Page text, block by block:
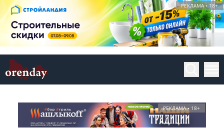
РЕКЛАМА • 18+
РЕКЛАМА • 18+